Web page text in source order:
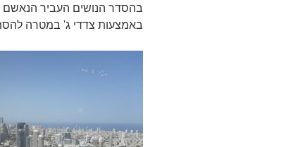
בהסדר הנושים העביר הנאשם
באמצעות צדדי ג' במטרה